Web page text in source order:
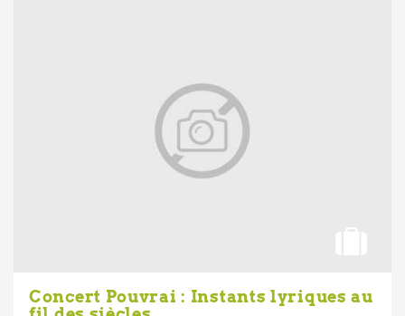
Concert Pouvrai : Instants lyriques au